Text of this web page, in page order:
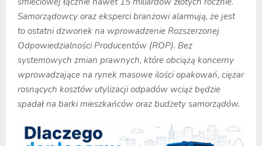
Samorządowcy oraz eksperci branżowi alarmują, że jest
to ostatni dzwonek na wprowadzenie Rozszerzonej
Odpowiedzialności Producentów (ROP). Bez
systemowych zmian prawnych, które obciążą koncerny
wprowadzające na rynek masowe ilości opakowań, ciężar
rosnących kosztów utylizacji odpadów wciąż będzie
spadał na barki mieszkańców oraz budżety samorządów.